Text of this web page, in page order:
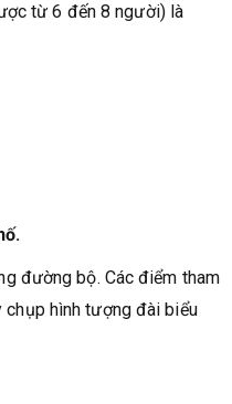
từ 6 đến 8 người) là
đường bộ. Các điểm tham
chụp hình tượng đài biểu